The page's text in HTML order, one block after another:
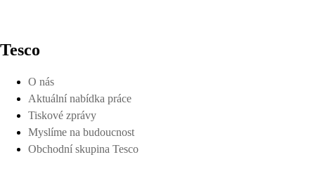
Tesco
O nás
Aktuální nabídka práce
Tiskové zprávy
Myslíme na budoucnost
Obchodní skupina Tesco